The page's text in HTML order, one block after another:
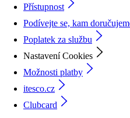
Přístupnost
Podívejte se, kam
Poplatek za službu
Nastavení Cookies
Možnosti platby
itesco.cz
Clubcard